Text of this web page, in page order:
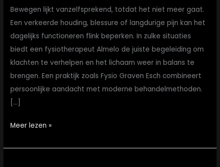
Bewegen lijkt vanzelfsprekend, totdat het niet meer gaat.
Een verkeerde houding, blessure of langdurige pijn kan het
dagelijks functioneren flink beperken. In zulke situaties
biedt een fysiotherapeut Almelo de juiste begeleiding om
klachten te verhelpen en het lichaam weer in balans te
brengen. Een praktijk zoals Fysio Graven Esch combineert
persoonlijke aandacht met moderne behandelmethoden.
[…]
Meer lezen »